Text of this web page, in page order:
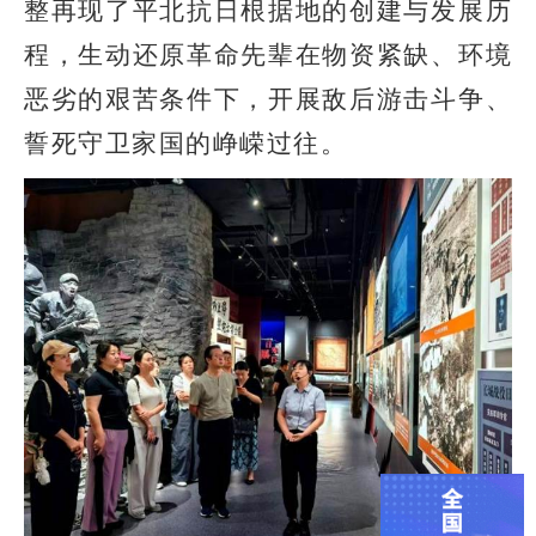
整再现了平北抗日根据地的创建与发展历
程，生动还原革命先辈在物资紧缺、环境
恶劣的艰苦条件下，开展敌后游击斗争、
誓死守卫家国的峥嵘过往。